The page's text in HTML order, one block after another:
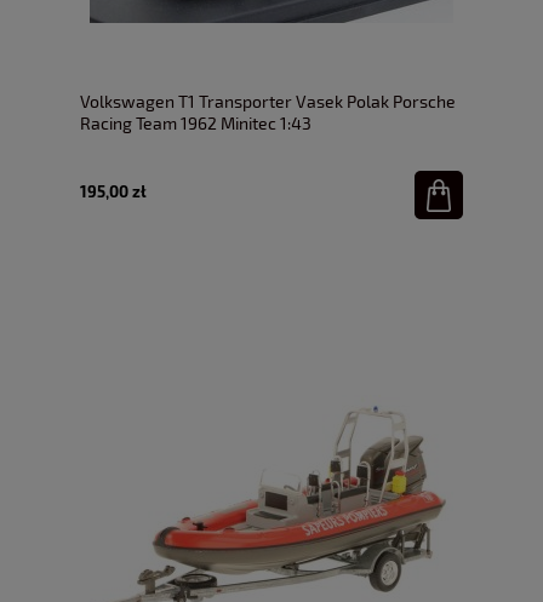
Volkswagen T1 Transporter Vasek Polak Porsche
Racing Team 1962 Minitec 1:43
195,00 zł